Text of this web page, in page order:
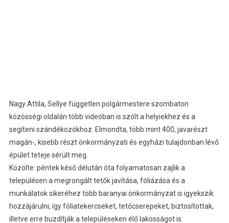
Nagy Attila, Sellye független polgármestere szombaton
közösségi oldalán több videóban is szólt a helyiekhez és a
segíteni szándékozókhoz. Elmondta, több mint 400, javarészt
magán-, kisebb részt önkormányzati és egyházi tulajdonban lévő
épület teteje sérült meg.
Közölte: péntek késő délután óta folyamatosan zajlik a
településen a megrongált tetők javítása, fóliázása és a
munkálatok sikeréhez több baranyai önkormányzat is igyekszik
hozzájárulni, így fóliatekercseket, tetőcserepeket, biztosítottak,
illetve erre buzdítják a településeken élő lakosságot is.